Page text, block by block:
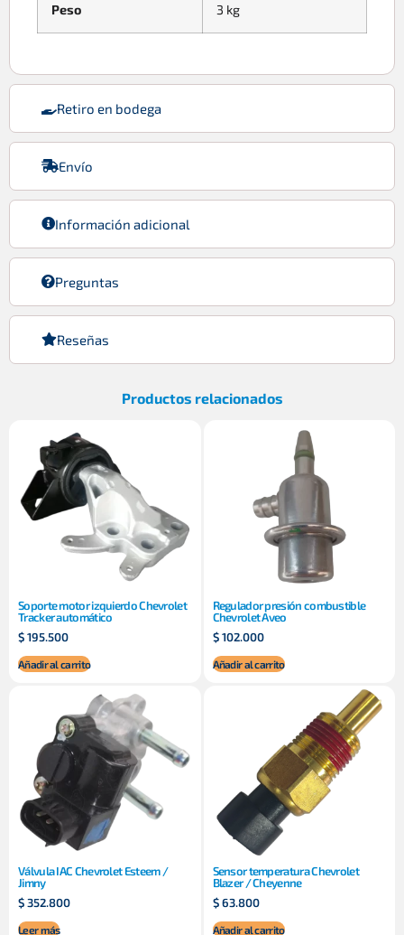
Retiro en bodega
Envío
Información adicional
Preguntas
Reseñas
Peso 3 kg
Productos relacionados
Soporte motor izquierdo Chevrolet
Tracker automático
$195.500
Añadir al carrito
Regulador presión combustible
Chevrolet Aveo
$102.000
Añadir al carrito
Válvula IAC Chevrolet Esteem /
Jimny
$352.800
Leer más
Sensor temperatura Chevrolet
Blazer / Cheyenne
$63.800
Añadir al carrito